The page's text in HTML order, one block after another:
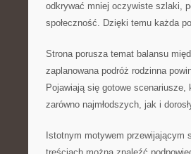
odkrywać mniej oczywiste szlaki,
społeczność. Dzięki temu każda
Strona porusza temat balansu
zaplanowana podróż rodzinna
Pojawiają się gotowe
zarówno najmłodszych, jak i
Istotnym motywem przewijającym